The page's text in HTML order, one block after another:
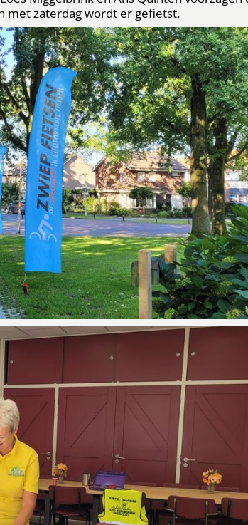
met zaterdag wordt er gefietst.